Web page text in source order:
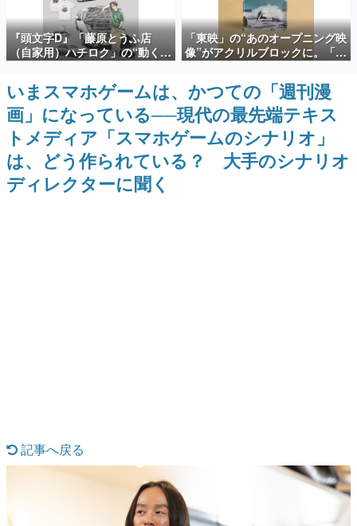
殿堂入り記事
SNS拡散数が数千以上！ ページビュー数万以上！ などな
ど。多くの人々に読まれた、電ファミ渾身の“殿堂入り”記
事をまとめました。
ゲームの企画書
名作ゲームクリエイターの方々に製作時のエピソードをお
聞きし、ヒットする企画（ゲーム）とは何か？を探ってい
きます。
赫本
この物語を解いてはいけない。『赫本』は、〈試験問題〉
の形をした短編ホラー小説集です。
なんでゲームは面白い？
ゲーム開発者・hamatsu氏がゲームの魅力を画面や操作の
具体的な形から解き明かしていく、硬派で骨太な評論連載
ム、型式番号などを配置
『頭文字D』「藤原とうふ店
（自家用）ハチロク」の“動くテ
ィッシュケース”が買えるポップ
アップショップが開催へ。マン
ガの舞台である群馬の「イオン
モール高崎」にて、8月11日か
ら8月20日までの期間限定で開
催予定
「東映」の“あのオープニング映
像”がアクリルブロックに。「東
映ヒストリカル グッズコレクシ
ョン」が8月下旬より発売
いまスマホゲームは、かつての「週刊漫
画」になっている──現代の最先端テキス
トメディア「スマホゲームのシナリオ」
は、どう作られている？ 大手のシナリオ
ディレクターに聞く
記事へ戻る